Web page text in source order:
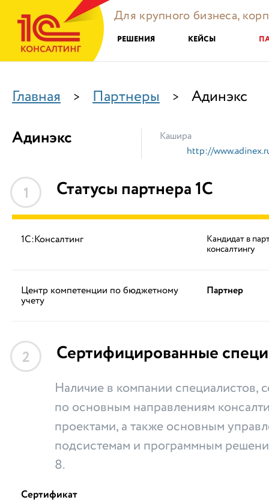
Для крупного бизнеса,
РЕШЕНИЯ КЕЙСЫ
Главная > Партнеры > Адинэкс
Адинэкс
Кашира
http://
1 Статусы партнера 1С
1С:Консалтинг Кандидат в
консалтингу
Центр компетенции по бюджетному
учету
Партнер
2 Сертифицированные
Наличие в компании специалистов,
по основным направлениям
проектами, а также основным
подсистемам и программным
8.
Сертификат